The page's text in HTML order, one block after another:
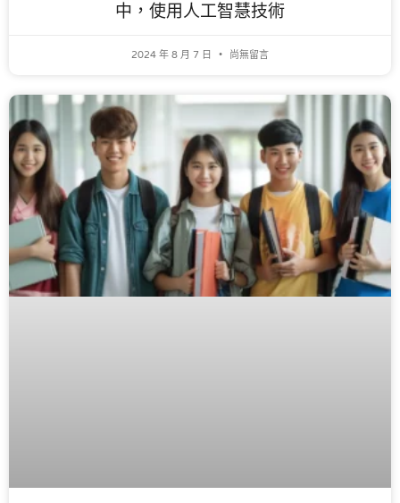
中，使用人工智慧技術
2024 年 8 月 7 日 尚無留言